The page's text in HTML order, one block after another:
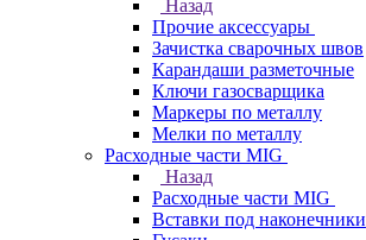
Назад
Прочие аксессуары
Зачистка сварочных швов
Карандаши разметочные
Ключи газосварщика
Маркеры по металлу
Мелки по металлу
Расходные части MIG
Назад
Расходные части MIG
Вставки под наконечники